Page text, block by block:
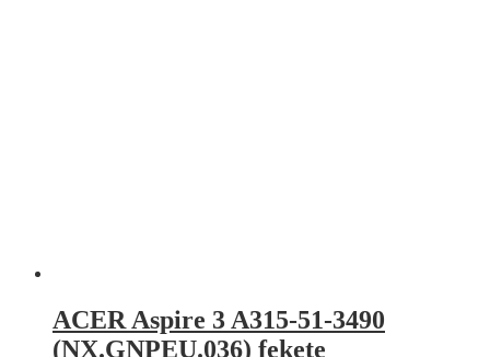
ACER Aspire 3 A315-51-3490
(NX.GNPEU.036) fekete